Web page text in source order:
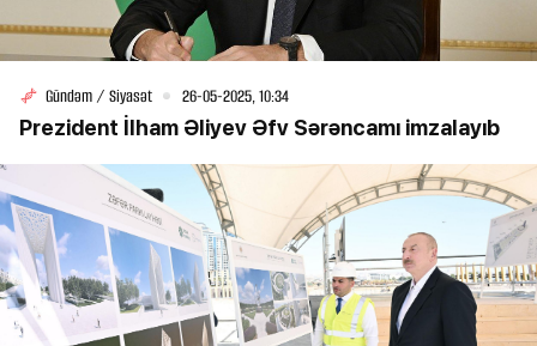
Gündəm / Siyasət 26-05-2025, 10:34
Prezident İlham Əliyev Əfv Sərəncamı imzalayıb